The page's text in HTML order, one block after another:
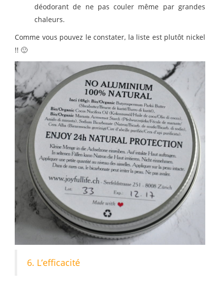
déodorant de ne pas couler même par grandes
chaleurs.
Comme vous pouvez le constater, la liste est plutôt nickel
!! 🙂
6. L’efficacité